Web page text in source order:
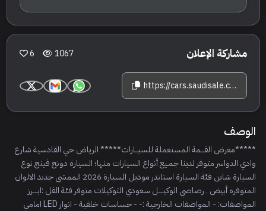
مشاركة الإعلان 1067
6
https://cars.saudisale.com/listings/Bd4kNs/2026-%D8%AF%D9%88%D9%86%D8%AC-%D9%81%D9%8A%D9%86%D8%AC-%D8%B4%D8%A7%D9%8A%D9%86
الوصف
*****معرض القـــمة المستعملة للسيــارات***** الرياض حي القادسية شارع
وادي الدواسر متوفر لدينا جمـيع أنواع السيارات منها؛ السيارة دونج فينج نوع
السيارة شاين فئة السيارة استاندر موديل السيارة 2026 الممشى جديد الالوان
المتوفره أبيض . رصاصي الوكيــــل سعودي التوكيلات متوفر فئة الفل :ابــــرز
المواصفات: - المواصفات الخارجية :- - حساسات خلفية - انوار LED امامي